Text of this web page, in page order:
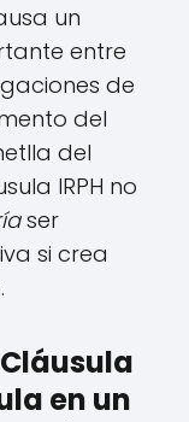
un
entre
de
del
del
IRPH no
ser
si crea
en un